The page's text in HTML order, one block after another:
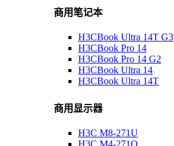
商用笔记本
H3CBook Ultra 14T G3
H3CBook Pro 14
H3CBook Pro 14 G2
H3CBook Ultra 14
H3CBook Ultra 14T
商用显示器
H3C M8-271U
H3C M4-271Q